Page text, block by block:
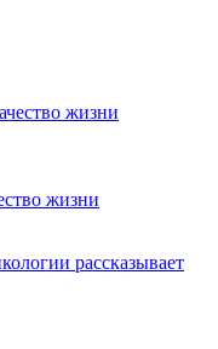
жизни
рассказывает